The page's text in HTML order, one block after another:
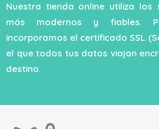
Nuestra tienda online utiliza los
más modernos y fiables.
incorporamos el certificado SSL
el que todos tus datos viajan
destino.